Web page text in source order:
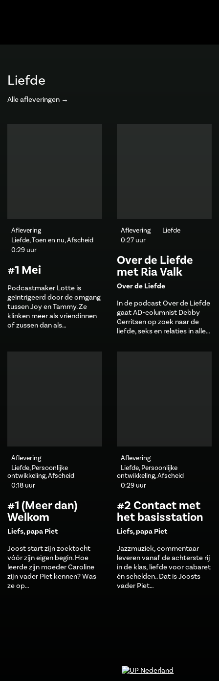
Liefde
Alle afleveringen →
Aflevering
Liefde, Toen en nu, Afscheid
0:29 uur
#1 Mei
Podcastmaker Lotte is
geïntrigeerd door de omgang
tussen Joy en Tammy. Ze
klinken meer als vriendinnen
of zussen dan als…
Aflevering
Liefde
0:27 uur
Over de Liefde
met Ria Valk
Over de Liefde
In de podcast Over de Liefde
gaat AD-columnist Debby
Gerritsen op zoek naar de
liefde, seks en relaties in alle…
Aflevering
Liefde, Persoonlijke
ontwikkeling, Afscheid
0:18 uur
#1 (Meer dan)
Welkom
Liefs, papa Piet
Joost start zijn zoektocht
vóór zijn eigen begin. Hoe
leerde zijn moeder Caroline
zijn vader Piet kennen? Was
ze op…
Aflevering
Liefde, Persoonlijke
ontwikkeling, Afscheid
0:29 uur
#2 Contact met
het basisstation
Liefs, papa Piet
Jazzmuziek, commentaar
leveren vanaf de achterste rij
in de klas, liefde voor cabaret
én schelden.. Dat is Joosts
vader Piet…